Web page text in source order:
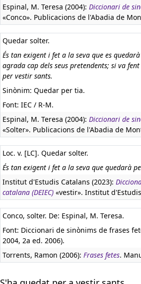
Espinal, M. Teresa (2004): Diccionari de
«Conco». Publicacions de l'Abadia de
Quedar solter.
És tan exigent i fet a la seva que es
agrada cap dels seus pretendents; si va
per vestir sants.
Sinònim: Quedar per tia.
Font: IEC / R-M.
Espinal, M. Teresa (2004): Diccionari de
«Solter». Publicacions de l'Abadia de
Loc. v. [LC]. Quedar solter.
És tan exigent i fet a la seva que quedarà
Institut d'Estudis Catalans (2023):
catalana (DEIEC) «vestir». Institut
Conco, solter. De: Espinal, M. Teresa.
Font: Diccionari de sinònims de frases
2004, 2a ed. 2006).
Torrents, Ramon (2006): Frases fetes.